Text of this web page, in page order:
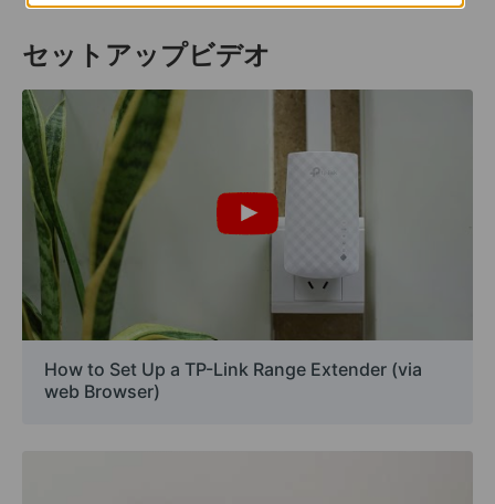
セットアップビデオ
How to Set Up a TP-Link Range Extender (via
web Browser)